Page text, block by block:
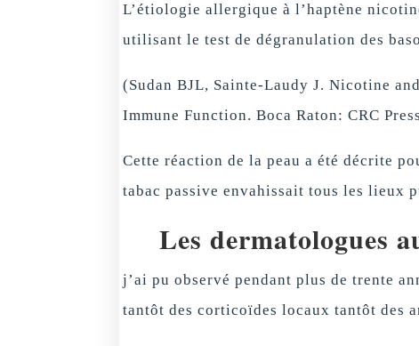
L’étiologie allergique à l’haptène
utilisant le test de dégranulation des
(Sudan BJL, Sainte-Laudy J. Nicotine
Immune Function. Boca Raton: CRC
Cette réaction de la peau a été décrite
tabac passive envahissait tous les lieux
Les dermatologues
j’ai pu observé pendant plus de trente
tantôt des corticoïdes locaux tantôt des